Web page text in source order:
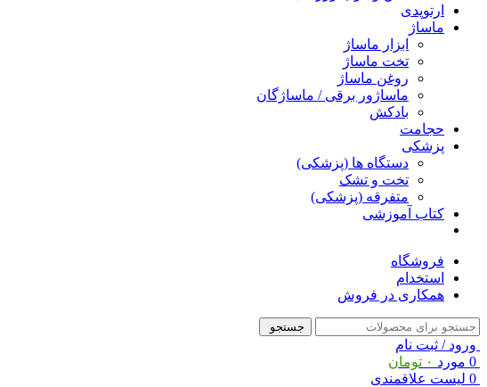
ارتوپدی
ماساژ
ابزار ماساژ
تخت ماساژ
روغن ماساژ
ماساژور برقی / ماساژگان
بادکش
حجامت
پزشکی
دستگاه ها (پزشکی)
تخت و تشک
متفرقه (پزشکی)
کتاب آموزشی
فروشگاه
استخدام
همکاری در فروش
جستجو
ورود / ثبت نام
0 مورد ۰ تومان
0 لیست علاقمندی